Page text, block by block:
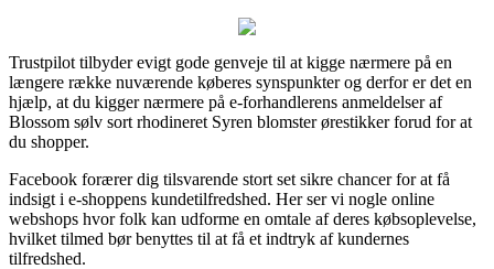
Trustpilot tilbyder evigt gode genveje til at kigge nærmere på en
længere række nuværende køberes synspunkter og derfor er det en
hjælp, at du kigger nærmere på e-forhandlerens anmeldelser af
Blossom sølv sort rhodineret Syren blomster ørestikker forud for at
du shopper.
Facebook forærer dig tilsvarende stort set sikre chancer for at få
indsigt i e-shoppens kundetilfredshed. Her ser vi nogle online
webshops hvor folk kan udforme en omtale af deres købsoplevelse,
hvilket tilmed bør benyttes til at få et indtryk af kundernes
tilfredshed.